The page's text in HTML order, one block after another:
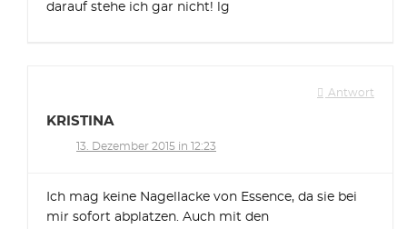
darauf stehe ich gar nicht! lg
Antwort
KRISTINA
13. Dezember 2015 in 12:23
Ich mag keine Nagellacke von Essence, da sie bei
mir sofort abplatzen. Auch mit den